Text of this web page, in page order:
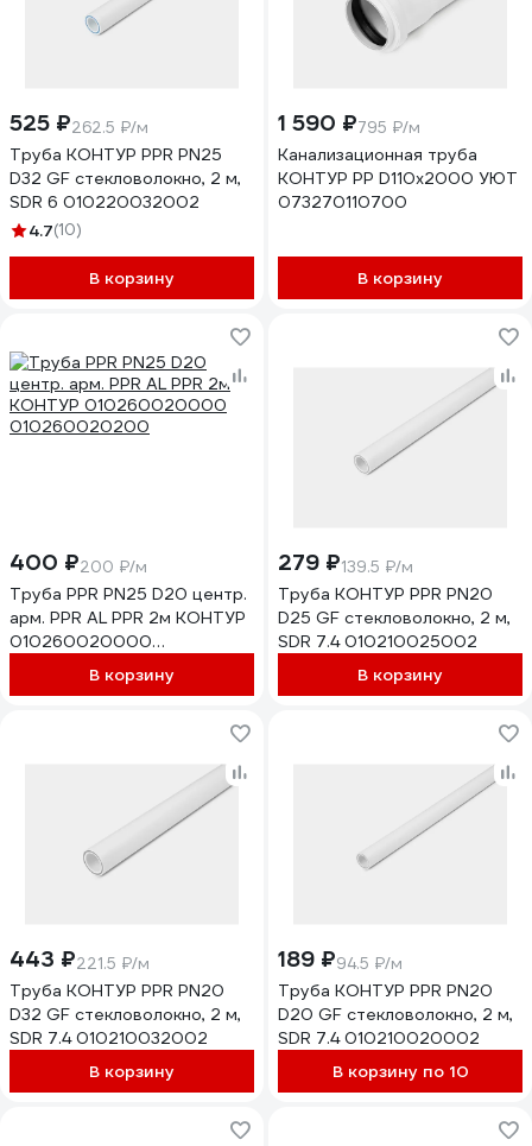
525 ₽262.5 ₽/м
Труба КОНТУР PPR PN25
D32 GF стекловолокно, 2 м,
SDR 6 010220032002
4.7(10)
В корзину
1 590 ₽795 ₽/м
Канализационная труба
КОНТУР РР D110x2000 УЮТ
073270110700
В корзину
400 ₽200 ₽/м
Труба PPR PN25 D20 центр.
арм. PPR AL PPR 2м КОНТУР
010260020000
010260020200
В корзину
279 ₽139.5 ₽/м
Труба КОНТУР PPR PN20
D25 GF стекловолокно, 2 м,
SDR 7.4 010210025002
В корзину
443 ₽221.5 ₽/м
Труба КОНТУР PPR PN20
D32 GF стекловолокно, 2 м,
SDR 7.4 010210032002
В корзину
189 ₽94.5 ₽/м
Труба КОНТУР PPR PN20
D20 GF стекловолокно, 2 м,
SDR 7.4 010210020002
В корзину по 10